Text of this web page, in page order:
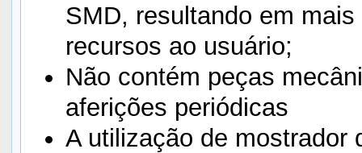
SMD, resultando em
recursos ao usuário;
Não contém peças
aferições periódicas
A utilização de mostrador